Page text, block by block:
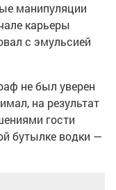
манипуляции
карьеры
с эмульсией
не был уверен
на результат
гости
бутылке водки —